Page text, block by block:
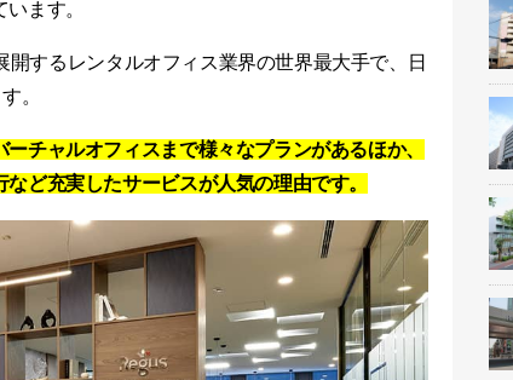
ます。
するレンタルオフィス業界の世界最大手で、日
。
チャルオフィスまで様々なプランがあるほか、
ど充実したサービスが人気の理由です。